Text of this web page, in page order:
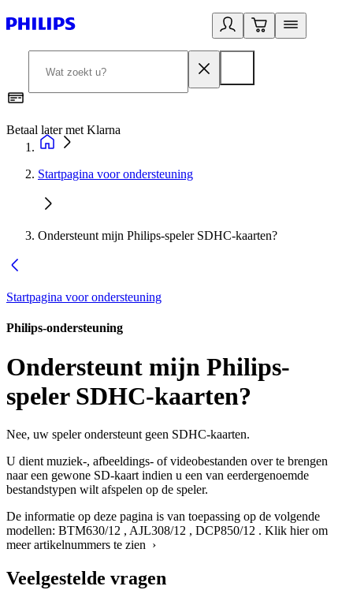
Betaal later met Klarna
Startpagina voor ondersteuning
Ondersteunt mijn Philips-speler SDHC-kaarten?
Startpagina voor ondersteuning
Philips-ondersteuning
Ondersteunt mijn Philips-
speler SDHC-kaarten?
Nee, uw speler ondersteunt geen SDHC-kaarten.
U dient muziek-, afbeeldings- of videobestanden over te brengen
naar een gewone SD-kaart indien u een van eerdergenoemde
bestandstypen wilt afspelen op de speler.
De informatie op deze pagina is van toepassing op de volgende
modellen: BTM630/12 , AJL308/12 , DCP850/12 . Klik hier om
meer artikelnummers te zien ›
Veelgestelde vragen